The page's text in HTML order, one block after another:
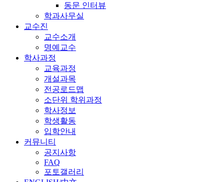
동문 인터뷰
학과사무실
교수진
교수소개
명예교수
학사과정
교육과정
개설과목
전공로드맵
소단위 학위과정
학사정보
학생활동
입학안내
커뮤니티
공지사항
FAQ
포토갤러리